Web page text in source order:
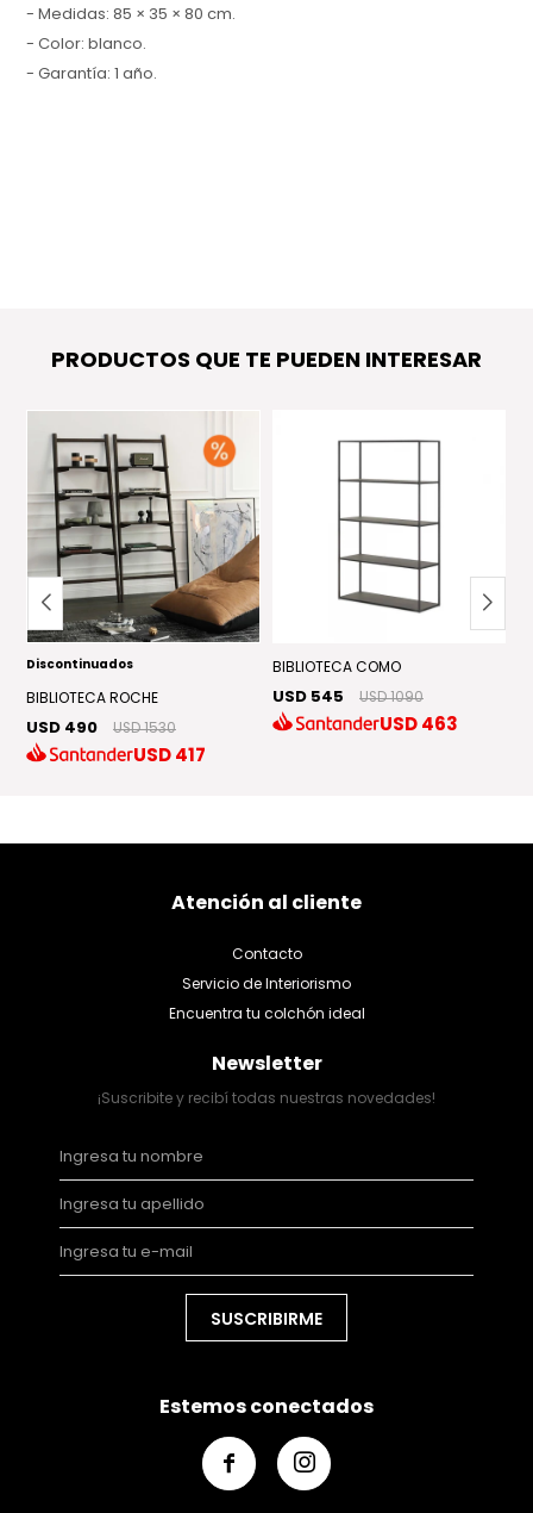
- Medidas: 85 × 35 × 80 cm.
- Color: blanco.
- Garantía: 1 año.
PRODUCTOS QUE TE PUEDEN INTERESAR
Discontinuados
BIBLIOTECA ROCHE
USD 490 USD 1530
USD417
BIBLIOTECA COMO
USD 545 USD 1090
USD463
Atención al cliente
Contacto
Servicio de Interiorismo
Encuentra tu colchón ideal
Newsletter
¡Suscribite y recibí todas nuestras novedades!
SUSCRIBIRME
Estemos conectados
 